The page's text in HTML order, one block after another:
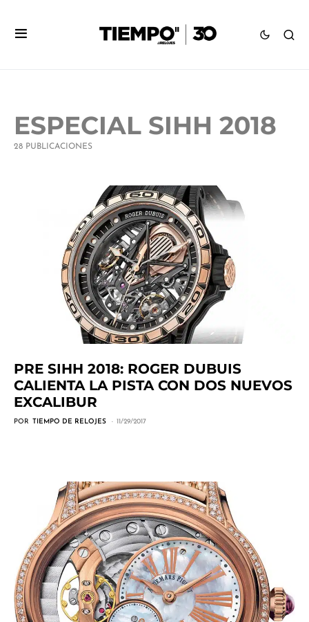
ESPECIAL SIHH 2018
28 PUBLICACIONES
PRE SIHH 2018: ROGER DUBUIS
CALIENTA LA PISTA CON DOS NUEVOS
EXCALIBUR
POR TIEMPO DE RELOJES 11/29/2017